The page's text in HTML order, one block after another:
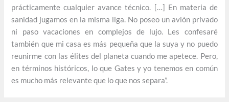
prácticamente cualquier avance técnico. […] En materia de
sanidad jugamos en la misma liga. No poseo un avión privado
ni paso vacaciones en complejos de lujo. Les confesaré
también que mi casa es más pequeña que la suya y no puedo
reunirme con las élites del planeta cuando me apetece. Pero,
en términos históricos, lo que Gates y yo tenemos en común
es mucho más relevante que lo que nos separa”.